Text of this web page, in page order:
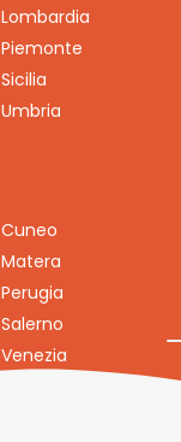
Lombardia
Piemonte
Sicilia
Umbria
Cuneo
Matera
Perugia
Salerno
Venezia